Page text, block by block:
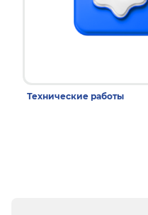
Технические работы